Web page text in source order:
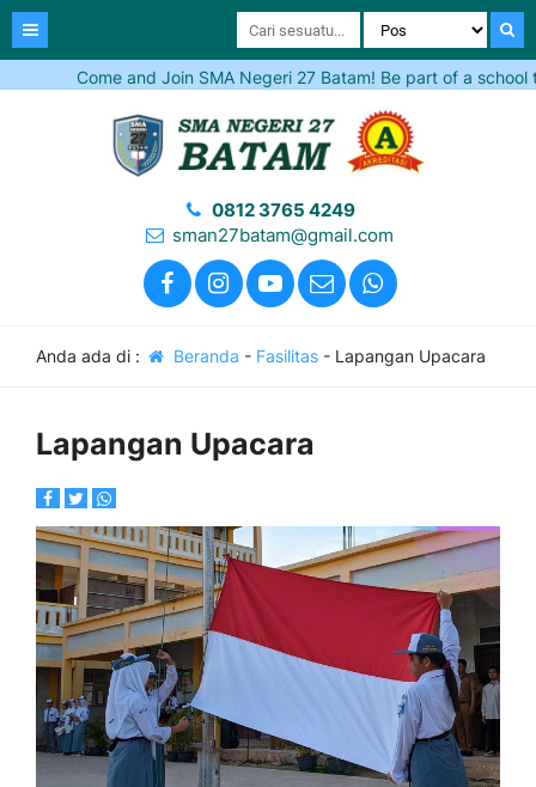
Come and Join SMA Negeri 27 Batam! Be part of a
0812 3765 4249
sman27batam@gmail.com
Anda ada di : Beranda - Fasilitas- Lapangan Upacara
Lapangan Upacara